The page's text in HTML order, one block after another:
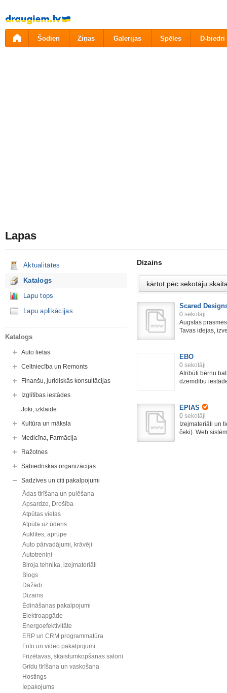
Pāriet
uz
saturu
Šodien Ziņas Galerijas Spēles D-biedri
Lapas
Aktualitātes
Katalogs
Lapu tops
Lapu aplikācijas
Katalogs
Auto lietas
Celtniecība un Remonts
Finanšu, juridiskās konsultācijas
Izglītības iestādes
Joki, izklaide
Kultūra un māksla
Medicīna, Farmācija
Ražotnes
Sabiedriskās organizācijas
Sadzīves un citi pakalpojumi
Ādas tīrīšana un pulēšana
Apsardze, Drošība
Atpūtas vietas
Atpūta uz ūdens
Auklītes, aprūpe
Auto pārvadājumi, krāvēji
Autotreniņi
Biroja tehnika, izejmateriāli
Blogs
Dažādi
Dizains
Ēdināšanas pakalpojumi
Elektroapgāde
Energoefektivitāte
ERP un CRM programmatūra
Foto un video pakalpojumi
Frizētavas, skaistumkopšanas saloni
Grīdu tīrīšana un vaskošana
Hostings
Iepakojums
Dizains
Scared
0 sekotāji
Augstas
Tavas idejas,
EBO
0 sekotāji
Atribūti bērnu
dzemdību
EPIAS
0 sekotāji
Izejmateriāli un
čeki). Web